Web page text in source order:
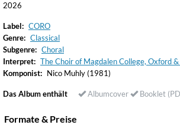
2026
Label: CORO
Genre: Classical
Subgenre: Choral
Interpret: The Choir of Magdalen College, Oxford
Komponist: Nico Muhly (1981)
Das Album enthält Albumcover Booklet
Formate & Preise